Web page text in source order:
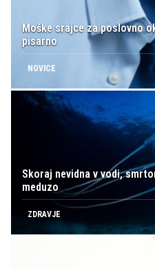
Moške srajce za poslovno
pisarno
NOVICE
Skoraj nevidna v vodi,
meduzo
ZDRAVJE